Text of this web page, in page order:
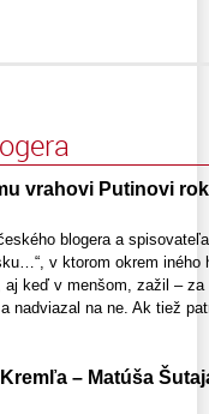
vrahovi Putinovi
blogera a
v ktorom okrem
keď v menšom, zažil –
nadviazal na ne. Ak tiež
– Matúša